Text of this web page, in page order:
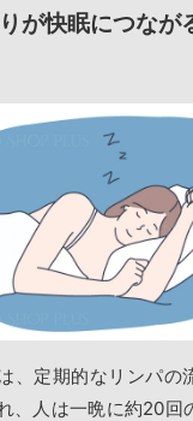
が快眠につなが
、定期的なリンパの
、人は一晩に約20回